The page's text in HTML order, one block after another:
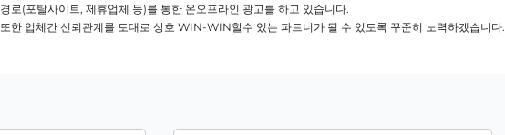
경로(포탈사이트, 제휴업체 등)를 통한 온오프라인 광고를 하고 있습니다.
또한 업체간 신뢰관계를 토대로 상호 WIN-WIN할수 있는 파트너가 될 수 있도록 꾸준히 노력하겠습니다.​